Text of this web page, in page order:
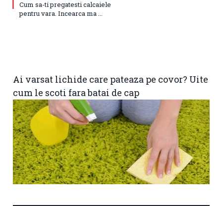
Cum sa-ti pregatesti calcaiele
pentru vara. Incearca ma ...
Ai varsat lichide care pateaza pe covor? Uite
cum le scoti fara batai de cap